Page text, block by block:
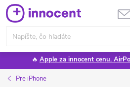
Prejsť
na
obsah
🔥 Apple za innocent cenu.
Pre iPhone